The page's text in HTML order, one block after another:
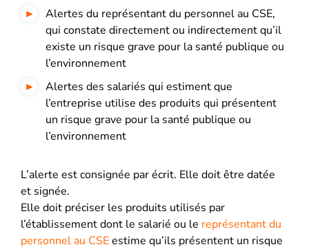
Alertes du représentant du personnel au CSE,
qui constate directement ou indirectement qu’il
existe un risque grave pour la santé publique ou
l’environnement
Alertes des salariés qui estiment que
l’entreprise utilise des produits qui présentent
un risque grave pour la santé publique ou
l’environnement
L’alerte est consignée par écrit. Elle doit être datée
et signée.
Elle doit préciser les produits utilisés par
l’établissement dont le salarié ou le représentant du
personnel au CSEestime qu’ils présentent un risque